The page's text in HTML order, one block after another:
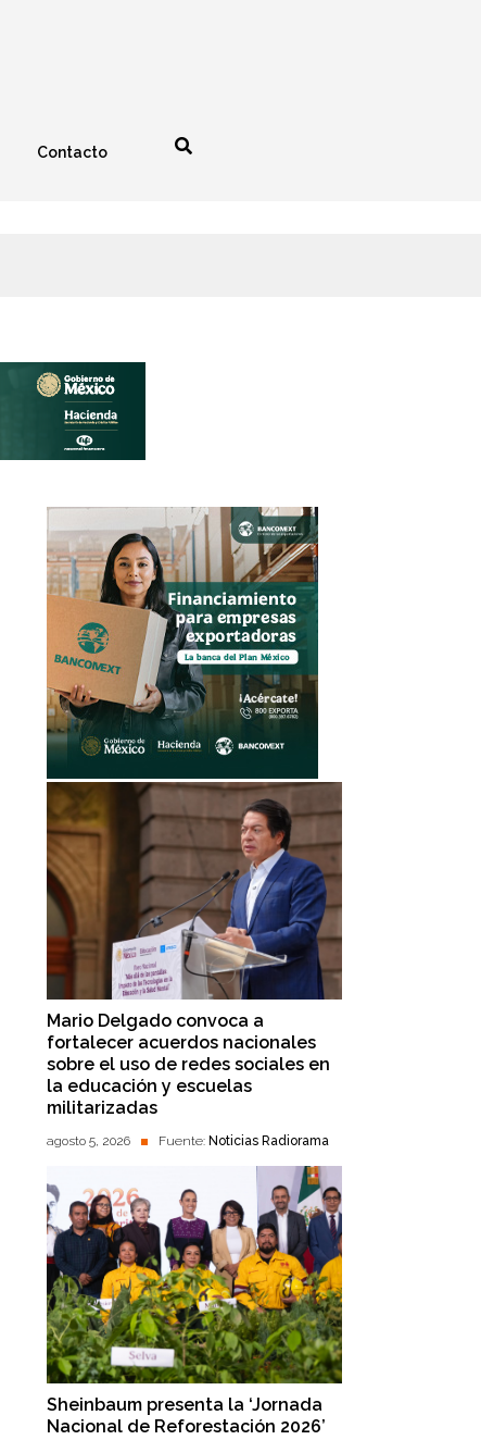
Contacto
Mario Delgado convoca a
fortalecer acuerdos nacionales
sobre el uso de redes sociales en
la educación y escuelas
militarizadas
agosto 5, 2026 Fuente: Noticias Radiorama
Sheinbaum presenta la ‘Jornada
Nacional de Reforestación 2026’